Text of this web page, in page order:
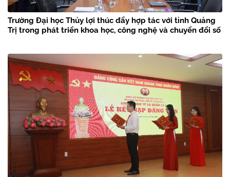
Trường Đại học Thủy lợi thúc đẩy hợp tác với tỉnh Quảng
Trị trong phát triển khoa học, công nghệ và chuyển đổi số